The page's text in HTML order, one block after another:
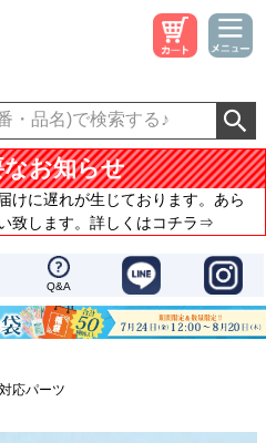
お知らせ
けに遅れが生じております。あら
致します。詳しくはコチラ⇒
Q&A
応パーツ